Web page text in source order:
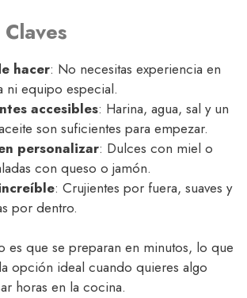
hacer: No necesitas experiencia en
ni equipo especial.
accesibles: Harina, agua, sal y un
son suficientes para empezar.
personalizar: Dulces con miel o
con queso o jamón.
: Crujientes por fuera, suaves y
por dentro.
es que se preparan en minutos, lo que
opción ideal cuando quieres algo
horas en la cocina.